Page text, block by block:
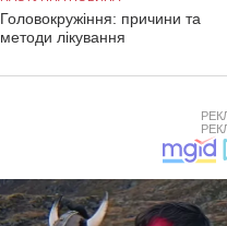
Головокружіння: причини та
методи лікування